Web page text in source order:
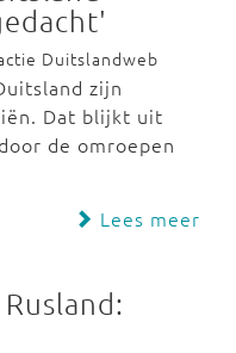
Duitslandweb
zijn
Dat blijkt uit
de omroepen
Lees meer